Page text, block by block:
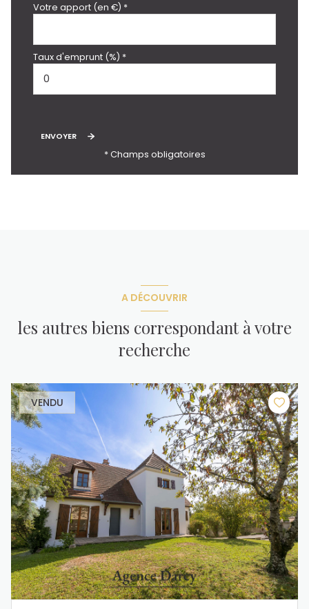
Votre apport (en €) *
Taux d'emprunt (%) *
ENVOYER
* Champs obligatoires
A DÉCOUVRIR
les autres biens correspondant à votre
recherche
VENDU